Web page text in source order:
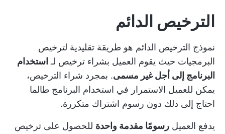
الترخيص الدائم
نموذج الترخيص الدائم هو طريقة تقليدية لترخيص
البرمجيات حيث يقوم العميل بشراء ترخيص لـ استخدام
البرنامج إلى أجل غير مسمى. بمجرد شراء الترخيص،
يمكن للعميل الاستمرار في استخدام البرنامج طالما
احتاج إلى ذلك دون رسوم اشتراك متكررة.
يدفع العميل رسومًا مقدمة واحدة للحصول على ترخيص